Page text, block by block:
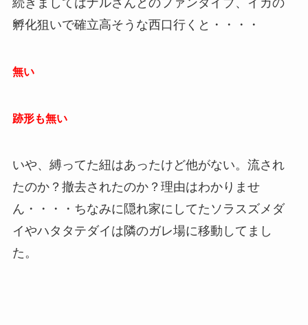
続きましてはナルさんとのファンダイブ、イカの
孵化狙いで確立高そうな西口行くと・・・・
無い
跡形も無い
いや、縛ってた紐はあったけど他がない。流され
たのか？撤去されたのか？理由はわかりませ
ん・・・・ちなみに隠れ家にしてたソラスズメダ
イやハタタテダイは隣のガレ場に移動してまし
た。